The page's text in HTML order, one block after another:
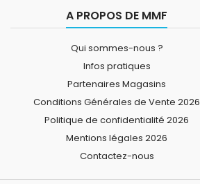
A PROPOS DE MMF
Qui sommes-nous ?
Infos pratiques
Partenaires Magasins
Conditions Générales de Vente 2026
Politique de confidentialité 2026
Mentions légales 2026
Contactez-nous